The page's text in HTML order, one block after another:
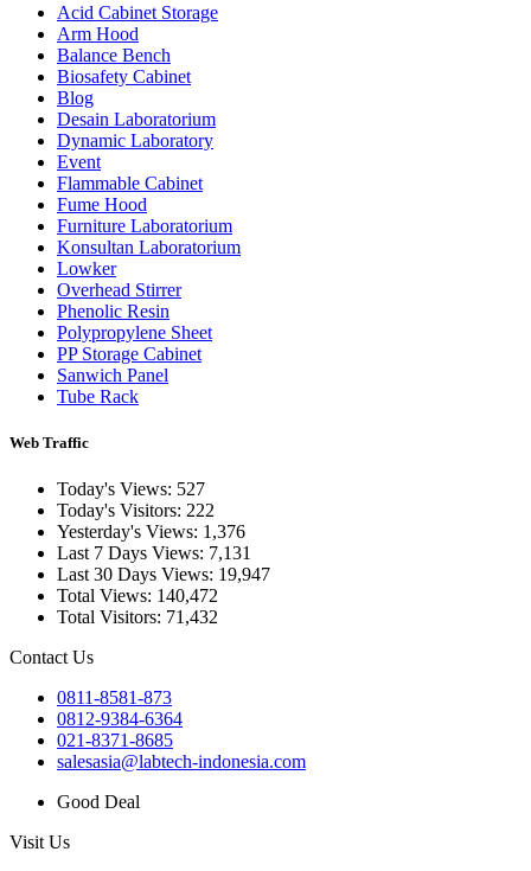
Acid Cabinet Storage
Arm Hood
Balance Bench
Biosafety Cabinet
Blog
Desain Laboratorium
Dynamic Laboratory
Event
Flammable Cabinet
Fume Hood
Furniture Laboratorium
Konsultan Laboratorium
Lowker
Overhead Stirrer
Phenolic Resin
Polypropylene Sheet
PP Storage Cabinet
Sanwich Panel
Tube Rack
Web Traffic
Today's Views: 527
Today's Visitors: 222
Yesterday's Views: 1,376
Last 7 Days Views: 7,131
Last 30 Days Views: 19,947
Total Views: 140,472
Total Visitors: 71,432
Contact Us
0811-8581-873
0812-9384-6364
021-8371-8685
salesasia@labtech-indonesia.com
Good Deal
Visit Us